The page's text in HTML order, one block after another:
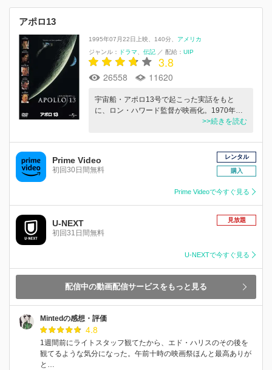
アポロ13
1995年07月22日上映 140分
アメリカ
ジャンル：
ドラマ 伝記 ／ 配給： UIP
3.8
26558 11620
宇宙船・アポロ13号で起こった実話をもと
に、ロン・ハワード監督が映画化。1970年…
>>続きを読む
Prime Video
初回30日間無料
レンタル
購入
Prime Videoで今すぐ見る
U-NEXT
初回31日間無料
見放題
U-NEXTで今すぐ見る
配信中の動画配信サービスをもっと見る
Mintedの感想・評価
4.8
1週間前にライトスタッフ観てたから、エド・ハリスのその後を
観てるような気分になった。午前十時の映画祭ほんと最高ありが
と…